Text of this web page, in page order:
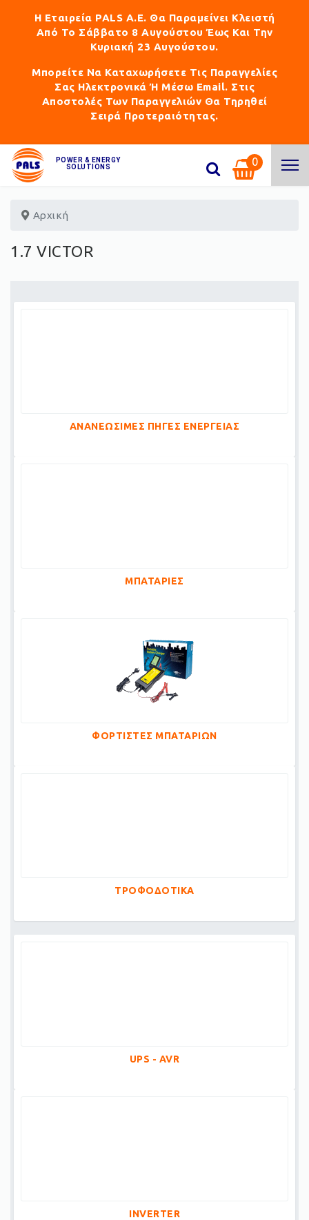
Η Εταιρεία PALS Α.Ε. Θα Παραμείνει Κλειστή
Από Το Σάββατο 8 Αυγούστου Έως Και Την
Κυριακή 23 Αυγούστου.
Μπορείτε Να Καταχωρήσετε Τις Παραγγελίες
Σας Ηλεκτρονικά Ή Μέσω Email. Στις
Αποστολές Των Παραγγελιών Θα Τηρηθεί
Σειρά Προτεραιότητας.
POWER & ENERGY
SOLUTIONS
0
Αρχική
1.7 VICTOR
ΑΝΑΝΕΩΣΙΜΕΣ ΠΗΓΕΣ ΕΝΕΡΓΕΙΑΣ
ΜΠΑΤΑΡΙΕΣ
ΦΟΡΤΙΣΤΕΣ ΜΠΑΤΑΡΙΩΝ
ΤΡΟΦΟΔΟΤΙΚΑ
UPS - AVR
INVERTER